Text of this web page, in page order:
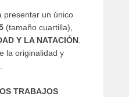
presentar un único
(tamaño cuartilla),
Y LA NATACIÓN.
la originalidad y
TRABAJOS